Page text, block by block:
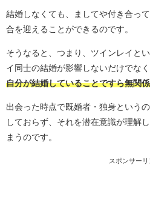
結婚しなくても、ましてや付き合っ
合を迎えることができるのです。
そうなると、つまり、ツインレイと
イ同士の結婚が影響しないだけでなく
自分が結婚していることですら無関係
出会った時点で既婚者・独身という
しておらず、それを潜在意識が理解
まうのです。
スポンサーリ